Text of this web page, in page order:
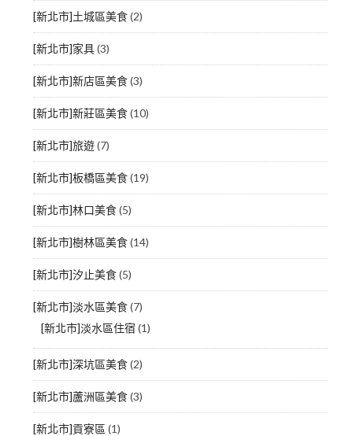
[新北市]土城區美食(2)
[新北市]家具(3)
[新北市]新店區美食(3)
[新北市]新莊區美食(10)
[新北市]旅遊(7)
[新北市]板橋區美食(19)
[新北市]林口美食(5)
[新北市]樹林區美食(14)
[新北市]汐止美食(5)
[新北市]淡水區美食(7)
[新北市]淡水區住宿 (1)
[新北市]深坑區美食(2)
[新北市]蘆洲區美食(3)
[新北市]貢寮區 (1)